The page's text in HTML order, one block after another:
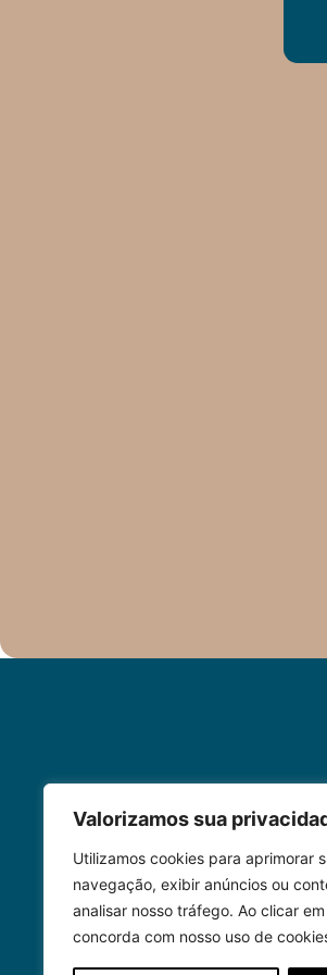
Valorizamos sua
Utilizamos cookies para aprimorar
navegação, exibir anúncios ou
analisar nosso tráfego. Ao clicar em
concorda com nosso uso de